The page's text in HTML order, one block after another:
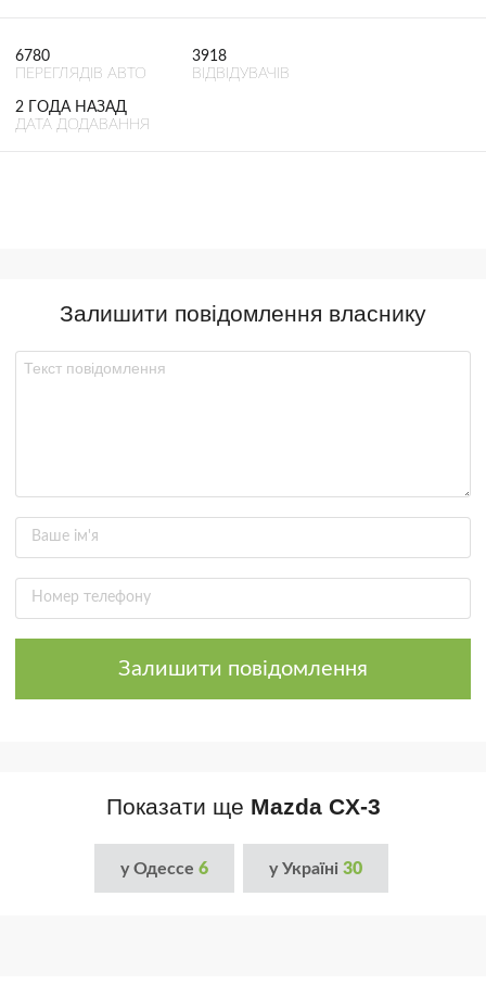
6780
ПЕРЕГЛЯДІВ АВТО
3918
ВІДВІДУВАЧІВ
2 ГОДА НАЗАД
ДАТА ДОДАВАННЯ
Залишити повідомлення власнику
Залишити повідомлення
Показати ще Mazda CX-3
у Одессе 6 у Україні 30